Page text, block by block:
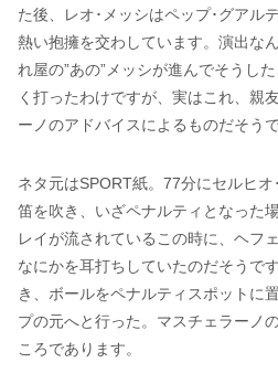
た後、レオ･メッシはペップ･グアル
熱い抱擁を交わしています。演出な
れ屋の”あの”メッシが進んでそうし
く打ったわけですが、実はこれ、親
ーノのアドバイスによるものだそうで
ネタ元はSPORT紙。77分にセルヒ
笛を吹き、いざペナルティとなった
レイが流されているこの時に、ヘフ
なにかを耳打ちしていたのだそうで
き、ボールをペナルティスポットに
プの元へと行った。マスチェラーノ
ころであります。